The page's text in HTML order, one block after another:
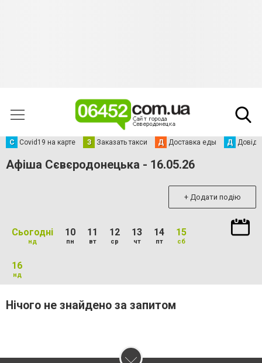
С Сovid19 на карте З Заказать такси Д Доставка еды Д
Афіша Сєвєродонецька - 16.05.26
+ Додати подію
Сьогодні
нд
10
пн
11
вт
12
ср
13
чт
14
пт
15
сб
16
нд
Нічого не знайдено за запитом